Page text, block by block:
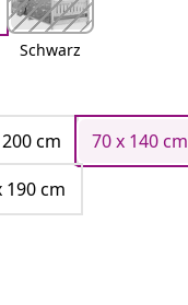
Schwarz
cm
70 x 140 cm
190 cm